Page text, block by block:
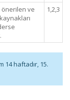
önerilen ve
1,2,3
14 haftadır, 15.